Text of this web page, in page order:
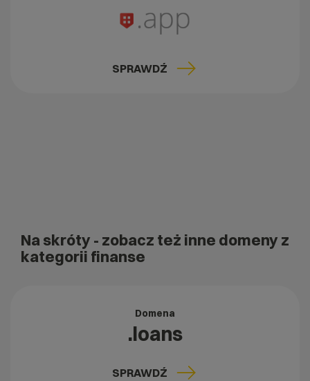
SPRAWDŹ
Na skróty - zobacz też inne domeny z
kategorii finanse
Domena
.loans
SPRAWDŹ